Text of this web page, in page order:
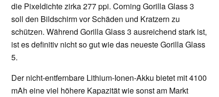
die Pixeldichte zirka 277 ppi. Corning Gorilla Glass 3
soll den Bildschirm vor Schäden und Kratzern zu
schützen. Während Gorilla Glass 3 ausreichend stark ist,
ist es definitiv nicht so gut wie das neueste Gorilla Glass
5.
Der nicht-entfernbare Lithium-Ionen-Akku bietet mit 4100
mAh eine viel höhere Kapazität wie sonst am Markt